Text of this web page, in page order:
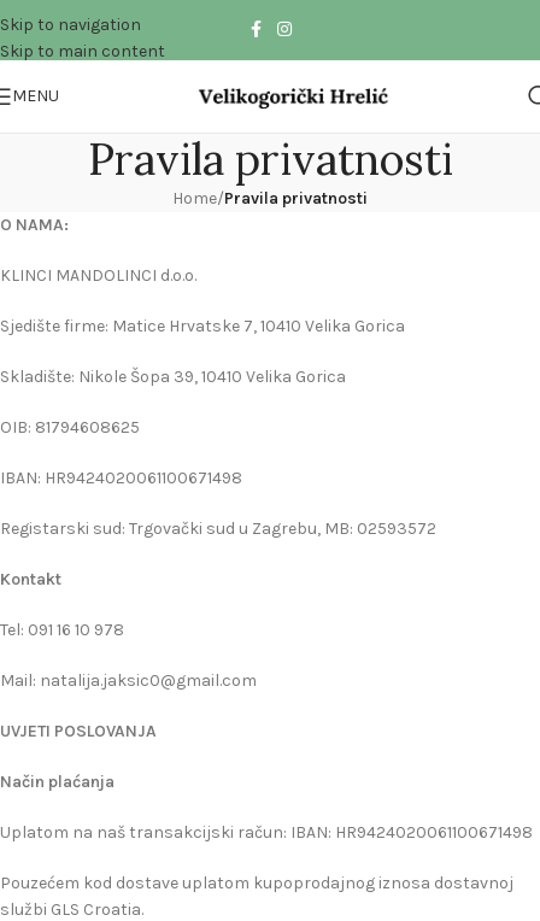
Skip to navigation
Skip to main content
MENU
Pravila privatnosti
Home/Pravila privatnosti
O NAMA:
KLINCI MANDOLINCI d.o.o.
Sjedište firme: Matice Hrvatske 7, 10410 Velika Gorica
Skladište: Nikole Šopa 39, 10410 Velika Gorica
OIB: 81794608625
IBAN: HR9424020061100671498
Registarski sud: Trgovački sud u Zagrebu, MB: 02593572
Kontakt
Tel: 091 16 10 978
Mail: natalija.jaksic0@gmail.com
UVJETI POSLOVANJA
Način plaćanja
Uplatom na naš transakcijski račun: IBAN: HR9424020061100671498
Pouzećem kod dostave uplatom kupoprodajnog iznosa dostavnoj
službi GLS Croatia.